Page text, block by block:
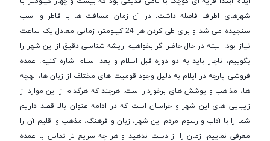
شهرهای اطراف فاصله داشت. در آن زمان مسافت ها با قاطر و اسب
سنجیده می شد و برای طی کردن هر 24 کیلومتر، زمانی معادل یک ساعت
نیاز بود. البته در حال حاضر اگر بخواهیم ریشه شناسی دقیق از این شهر را
بگوییم، ناچار باید به دو دوره قبل اسلام و بعد اسلام اشاره کنیم. عمده
فروشی پارچه در ایلام به دلیل وجود قومیت های مختلف از زبان ها، لهچه
ها، مذاهب و پوشش های برخوردار است. هرچند که هرگدام از این موارد از
زیبایی های این شهر و خراسان است که در ادامه عنوان بالا قصد داریم
شما را با آداب و رسوم مردم این شهر، زبان و فرهنگ، مذهب و اقلیم آن را
معرفی نماییم. زمان را از دست ندهید و هر چه سریع تر تماس با عمده